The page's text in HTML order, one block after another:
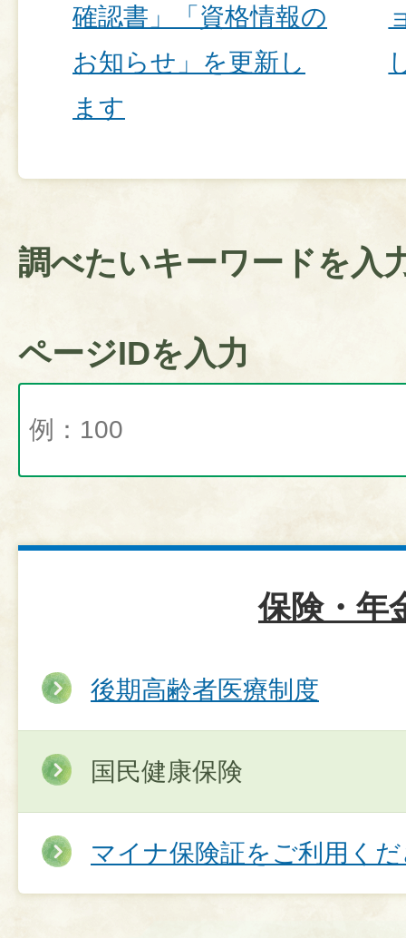
確認書」「資格情報の
お知らせ」を更新し
ます
調べたいキーワードを入
ページIDを入力
保険・年
後期高齢者医療制度
国民健康保険
マイナ保険証をご利用く